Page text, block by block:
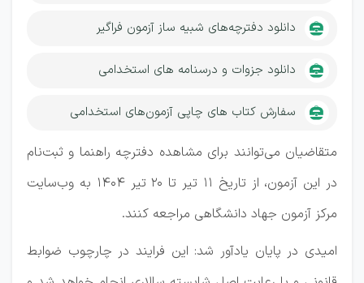
دانلود دفترچه‌های شبیه ساز آزمون فراگیر
دانلود جزوات و درسنامه های استخدامی
سفارش کتاب های چاپی آزمون‌های استخدامی
متقاضیان می‌توانند برای مشاهده دفترچه راهنما و ثبت‌نام
در این آزمون، از تاریخ ۱۱ تیر تا ۲۰ تیر ۱۴۰۴ به وب‌سایت
مرکز آزمون جهاد دانشگاهی مراجعه کنند.
امیدی در پایان یادآور شد: این فرایند در چارچوب ضوابط